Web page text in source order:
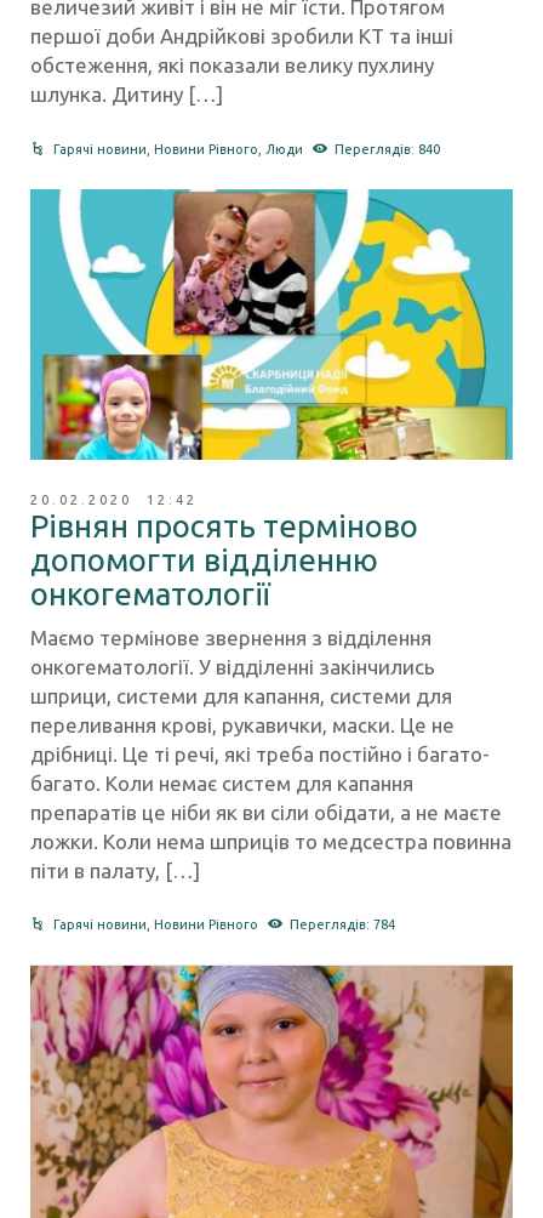
величезий живіт і він не міг їсти. Протягом
першої доби Андрійкові зробили КТ та інші
обстеження, які показали велику пухлину
шлунка. Дитину […]
Гарячі новини ,Новини Рівного Люди Переглядів: 840
20.02.2020 12:42
Рівнян просять терміново
допомогти відділенню
онкогематології
Маємо термінове звернення з відділення
онкогематології. У відділенні закінчились
шприци, системи для капання, системи для
переливання крові, рукавички, маски. Це не
дрібниці. Це ті речі, які треба постійно і багато-
багато. Коли немає систем для капання
препаратів це ніби як ви сіли обідати, а не маєте
ложки. Коли нема шприців то медсестра повинна
піти в палату, […]
Гарячі новини ,Новини Рівного Переглядів: 784